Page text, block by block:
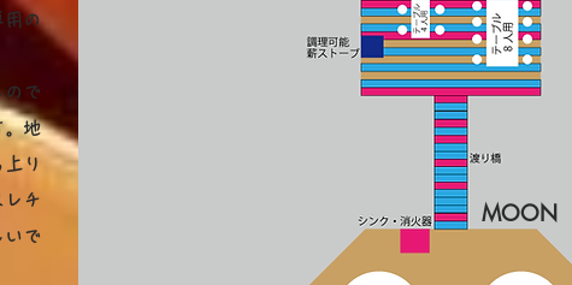
用の
ので
。地
り
レチ
いで
MOON